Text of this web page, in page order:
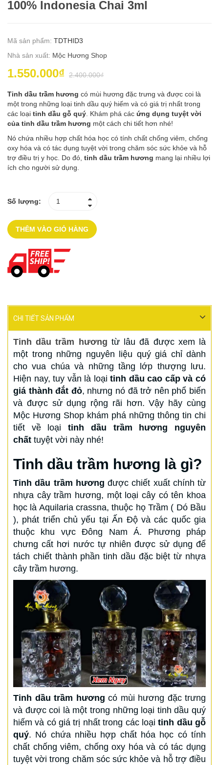
100% Indonesia Chai 3ml
Mã sản phẩm: TDTHID3
Nhà sản xuất: Mộc Hương Shop
1.550.000₫ 2.400.000₫
Tinh dầu trầm hương có mùi hương đặc trưng và được coi là
một trong những loại tinh dầu quý hiếm và có giá trị nhất trong
các loại tinh dầu gỗ quý . Khám phá các ứng dụng tuyệt vời
của tinh dầu trầm hương một cách chi tiết hơn nhé!
Nó chứa nhiều hợp chất hóa học có tính chất chống viêm, chống
oxy hóa và có tác dụng tuyệt vời trong chăm sóc sức khỏe và hỗ
trợ điều trị y học. Do đó, tinh dầu trầm hương mang lại nhiều lợi
ích cho người sử dụng.
Số lượng:
THÊM VÀO GIỎ HÀNG
CHI TIẾT SẢN PHẨM
Tinh dầu trầm hương từ lâu đã được xem là
một trong những nguyên liệu quý giá chỉ dành
cho vua chúa và những tầng lớp thượng lưu.
Hiện nay, tuy vẫn là loạitinh dầu cao cấp và có
giá thành đắt đỏ, nhưng nó đã trở nên phổ biến
và được sử dụng rộng rãi hơn. Vậy hãy cùng
Mộc Hương Shop khám phá những thông tin chi
tiết về loạitinh dầu trầm hương nguyên
chất tuyệt vời này nhé!
Tinh dầu trầm hương là gì?
Tinh dầu trầm hương được chiết xuất chính từ
nhựa cây trầm hương, một loại cây có tên khoa
học là Aquilaria crassna, thuộc họ Trầm ( Dó Bầu
), phát triển chủ yếu tại Ấn Độ và các quốc gia
thuộc khu vực Đông Nam Á. Phương pháp
chưng cất hơi nước tự nhiên được sử dụng để
tách chiết thành phần tinh dầu đặc biệt từ nhựa
cây trầm hương.
Tinh dầu trầm hương có mùi hương đặc trưng
và được coi là một trong những loại tinh dầu quý
hiếm và có giá trị nhất trong các loạitinh dầu gỗ
quý. Nó chứa nhiều hợp chất hóa học có tính
chất chống viêm, chống oxy hóa và có tác dụng
tuyệt vời trong chăm sóc sức khỏe và hỗ trợ điều